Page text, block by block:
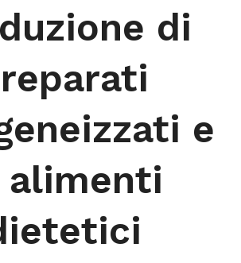
di
e
alimenti